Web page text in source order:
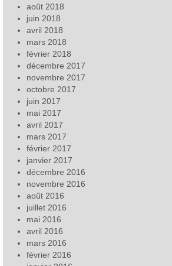
août 2018
juin 2018
avril 2018
mars 2018
février 2018
décembre 2017
novembre 2017
octobre 2017
juin 2017
mai 2017
avril 2017
mars 2017
février 2017
janvier 2017
décembre 2016
novembre 2016
août 2016
juillet 2016
mai 2016
avril 2016
mars 2016
février 2016